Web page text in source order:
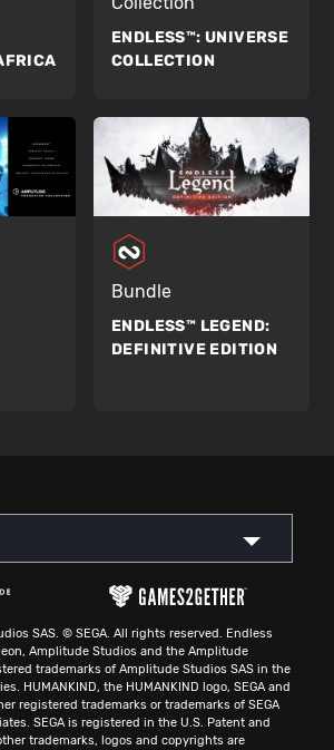
ENDLESS™: UNIVERSE
COLLECTION
Bundle
ENDLESS™ LEGEND:
DEFINITIVE EDITION
SAS. © SEGA. All rights reserved. Endless
Amplitude Studios and the Amplitude
trademarks of Amplitude Studios SAS in the
HUMANKIND, the HUMANKIND logo, SEGA and
registered trademarks or trademarks of SEGA
SEGA is registered in the U.S. Patent and
trademarks, logos and copyrights are